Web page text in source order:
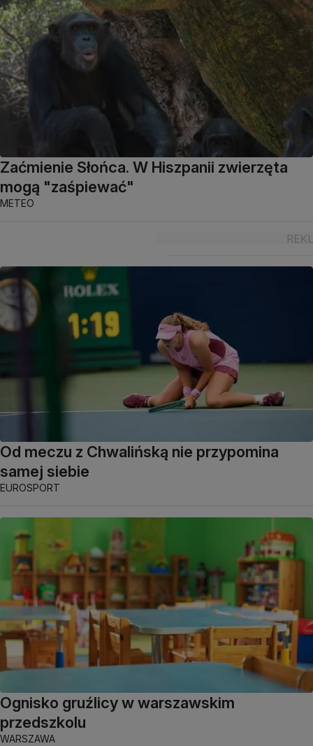
Zaćmienie Słońca. W Hiszpanii zwierzęta
mogą "zaśpiewać"
METEO
Od meczu z Chwalińską nie przypomina
samej siebie
EUROSPORT
Ognisko gruźlicy w warszawskim
przedszkolu
WARSZAWA